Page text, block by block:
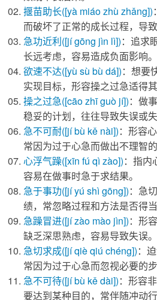
揠苗助长([yà miáo zhù zhǎng])
而破坏了正常的成长过程，导致
急功近利([jí gōng jìn lì])：追求
长远考虑，容易造成负面影响。
欲速不达([yù sù bù dá])：想要
实现目标，形容操之过急适得其
操之过急([cāo zhī guò jí])：做
稳妥的计划，往往导致失误或失
急不可耐([jí bù kě nài])：形容
常因为过于心急而做出不理智的
心浮气躁([xīn fú qì zào])：指内
容易在做事时急于求结果。
急于事功([jí yú shì gōng])：急
绩，常忽略过程和方法是否得当
急躁冒进([jí zào mào jìn])：形
缺乏深思熟虑，容易导致失误。
急切求成([jí qiè qiú chéng])：
常因为过于心急而忽视必要的步
急不可待([jí bù kě dài])：形容
要达到某种目的，常伴随冲动行